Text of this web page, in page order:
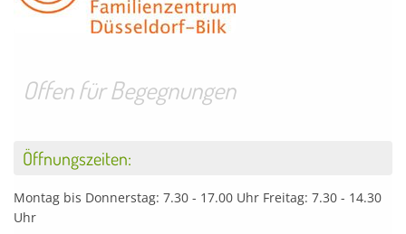
Offen für Begegnungen
Öffnungszeiten:
Montag bis Donnerstag: 7.30 - 17.00 Uhr Freitag: 7.30 - 14.30
Uhr